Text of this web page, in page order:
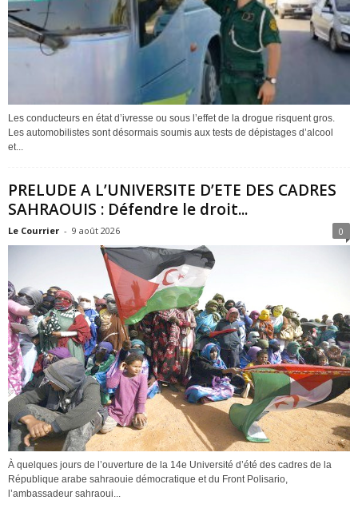
Les conducteurs en état d’ivresse ou sous l’effet de la drogue risquent gros.
Les automobilistes sont désormais soumis aux tests de dépistages d’alcool
et...
PRELUDE A L’UNIVERSITE D’ETE DES CADRES
SAHRAOUIS : Défendre le droit...
Le Courrier - 9 août 2026 0
À quelques jours de l’ouverture de la 14e Université d’été des cadres de la
République arabe sahraouie démocratique et du Front Polisario,
l’ambassadeur sahraoui...